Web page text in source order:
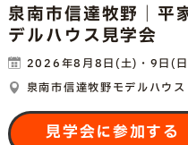
泉南市信達牧野｜平
デルハウス見学会
2026年8月8日(土)・9日(
泉南市信達牧野モデルハウス
見学会に参加する